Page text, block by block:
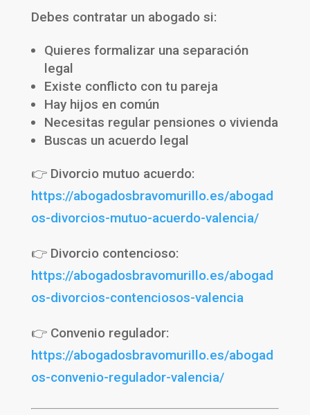
Debes contratar un abogado si:
Quieres formalizar una separación
legal
Existe conflicto con tu pareja
Hay hijos en común
Necesitas regular pensiones o vivienda
Buscas un acuerdo legal
👉 Divorcio mutuo acuerdo:
https://abogadosbravomurillo.es/abogad
os-divorcios-mutuo-acuerdo-valencia/
👉 Divorcio contencioso:
https://abogadosbravomurillo.es/abogad
os-divorcios-contenciosos-valencia
👉 Convenio regulador:
https://abogadosbravomurillo.es/abogad
os-convenio-regulador-valencia/